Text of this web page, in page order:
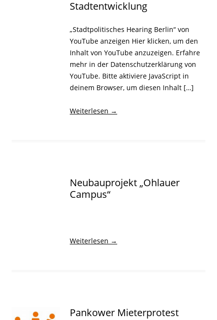
Stadtentwicklung
„Stadtpolitisches Hearing Berlin“ von
YouTube anzeigen Hier klicken, um den
Inhalt von YouTube anzuzeigen. Erfahre
mehr in der Datenschutzerklärung von
YouTube. Bitte aktiviere JavaScript in
deinem Browser, um diesen Inhalt […]
Weiterlesen →
Neubauprojekt „Ohlauer
Campus“
Weiterlesen →
Pankower Mieterprotest